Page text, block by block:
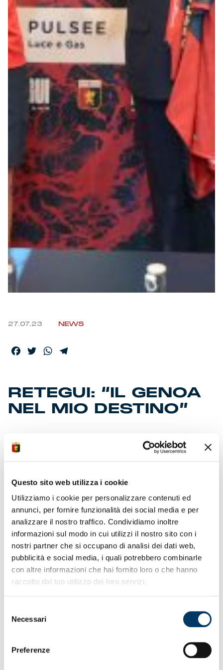
Questo sito web utilizza i cookie
Utilizziamo i cookie per personalizzare contenuti ed
annunci, per fornire funzionalità dei social media e per
analizzare il nostro traffico. Condividiamo inoltre
informazioni sul modo in cui utilizzi il nostro sito con i
nostri partner che si occupano di analisi dei dati web,
pubblicità e social media, i quali potrebbero combinarle
con altre informazioni che hai fornito loro o che hanno
raccolto dal tuo utilizzo dei loro servizi.
delNecessari
Preferenze
Summer Sale
Mare
Accessori
Outlet
Helan x Genoa
Isolani x Genoa
Gift Card Online Store
27.07.23 NEWS
Facebook
TwitterWhatsApp
RETEGUI: “IL GENOA
NEL MIO DESTINO”
Presentato il nuovo gioiello rossoblù. I vertici societari
danno il benvenuto al goleador e alla famiglia. Il
Carta canta pescandola dal mazzo. Il Re-tegui day prende
il via al Museo e si allunga in Piazza De Ferrari per un
Grazie– “E’ un onore e una responsabilità vestire la
maglia di una squadra e di un club con una storia così
Partners, al Presidente Zangrillo, al Dg Ricciardella e al
Ds Ottolini. Venire è stata una scelta presa insieme alla